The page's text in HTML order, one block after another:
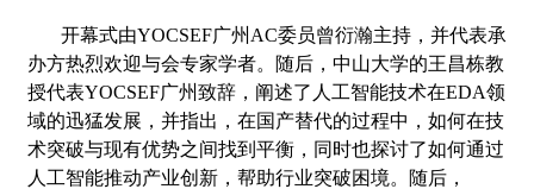
开幕式由YOCSEF广州AC委员曾衍瀚主持， 并代表承
办方热烈欢迎与会专家学者。随后，中山大学的王昌栋教
授代表YOCSEF广州致辞，阐述了人工智能技术在EDA领
域的迅猛发展，并指出，在国产替代的过程中，如何在技
术突破与现有优势之间找到平衡，同时也探讨了如何通过
人工智能推动产业创新，帮助行业突破困境。随后，